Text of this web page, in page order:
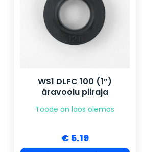
WS1 DLFC 100 (1”)
äravoolu piiraja
Toode on laos olemas
€ 5.19